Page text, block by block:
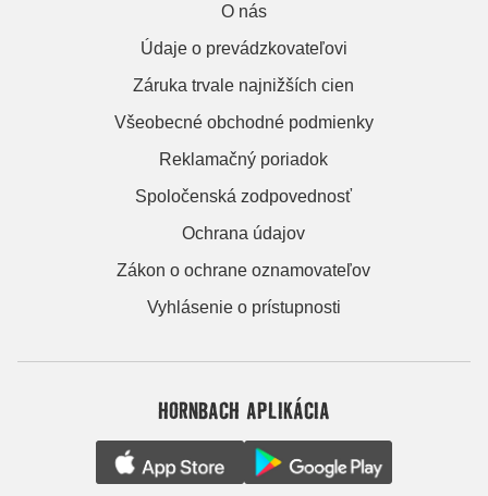
O nás
Údaje o prevádzkovateľovi
Záruka trvale najnižších cien
Všeobecné obchodné podmienky
Reklamačný poriadok
Spoločenská zodpovednosť
Ochrana údajov
Zákon o ochrane oznamovateľov
Vyhlásenie o prístupnosti
HORNBACH APLIKÁCIA